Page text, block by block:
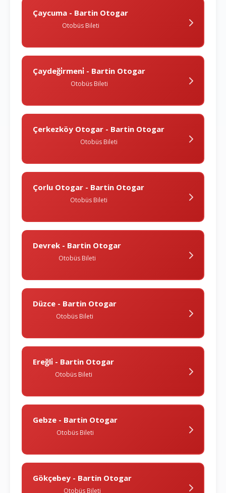
Çaycuma - Bartin Otogar
Otobüs Bileti
Çaydeği̇rmeni̇ - Bartin Otogar
Otobüs Bileti
Çerkezköy Otogar - Bartin Otogar
Otobüs Bileti
Çorlu Otogar - Bartin Otogar
Otobüs Bileti
Devrek - Bartin Otogar
Otobüs Bileti
Düzce - Bartin Otogar
Otobüs Bileti
Ereğli̇ - Bartin Otogar
Otobüs Bileti
Gebze - Bartin Otogar
Otobüs Bileti
Gökçebey - Bartin Otogar
Otobüs Bileti